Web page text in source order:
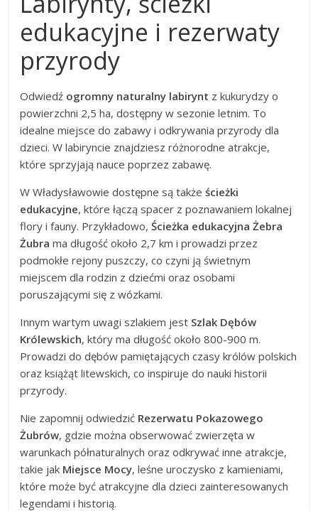
edukacyjne i rezerwaty
przyrody
Odwiedź ogromny naturalny labirynt z kukurydzy o
powierzchni 2,5 ha, dostępny w sezonie letnim. To
idealne miejsce do zabawy i odkrywania przyrody dla
dzieci. W labiryncie znajdziesz różnorodne atrakcje,
które sprzyjają nauce poprzez zabawę.
W Władysławowie dostępne są takżeścieżki
edukacyjne, które łączą spacer z poznawaniem lokalnej
flory i fauny. Przykładowo,Ścieżka edukacyjna Żebra
Żubra ma długość około 2,7 km i prowadzi przez
podmokłe rejony puszczy, co czyni ją świetnym
miejscem dla rodzin z dziećmi oraz osobami
poruszającymi się z wózkami.
Innym wartym uwagi szlakiem jest Szlak Dębów
Królewskich, który ma długość około 800-900 m.
Prowadzi do dębów pamiętających czasy królów polskich
oraz książąt litewskich, co inspiruje do nauki historii
przyrody.
Nie zapomnij odwiedzić Rezerwatu Pokazowego
Żubrów, gdzie można obserwować zwierzęta w
warunkach półnaturalnych oraz odkrywać inne atrakcje,
takie jak Miejsce Mocy, leśne uroczysko z kamieniami,
które może być atrakcyjne dla dzieci zainteresowanych
legendami i historią.